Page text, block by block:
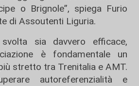
o Brignole”, spiega Furio
di Assoutenti Liguria.
sia davvero efficace,
è fondamentale un
stretto tra Trenitalia e AMT.
autoreferenzialità e